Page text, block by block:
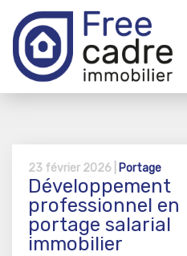
23 février 2026 | Portage
Développement
professionnel en
portage salarial
immobilier